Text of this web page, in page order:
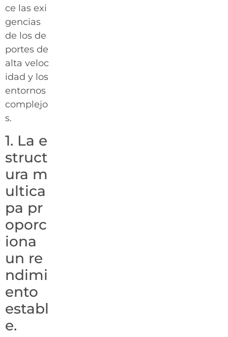
ce las exi
gencias
de los de
portes de
alta veloc
idad y los
entornos
complejo
s.
1. La e
struct
ura m
ultica
pa pr
oporc
iona
un re
ndimi
ento
establ
e.